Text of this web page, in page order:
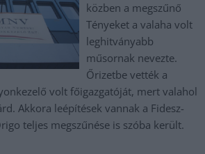
közben a megszűnő
Tényeket a valaha volt
leghitványabb
műsornak nevezte.
Őrizetbe vették a
volt főigazgatóját, mert valahol
Akkora leépítések vannak a Fidesz-
teljes megszűnése is szóba került.